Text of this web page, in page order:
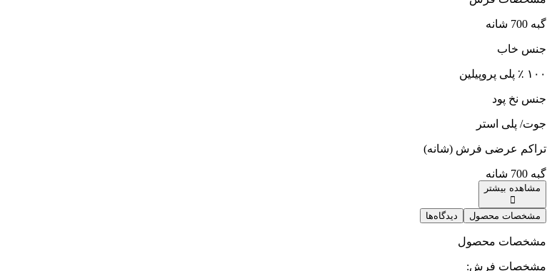
گبه 700 شانه
جنس خاب
۱۰۰ ٪ پلی پروپیلین
جنس نخ پود
جوت/ پلی استر
تراکم عرضی فرش (شانه)
گبه 700 شانه
مشاهده بیشتر
مشخصات محصول دیدگاه‌ها
مشخصات محصول
مشخصات فرش: